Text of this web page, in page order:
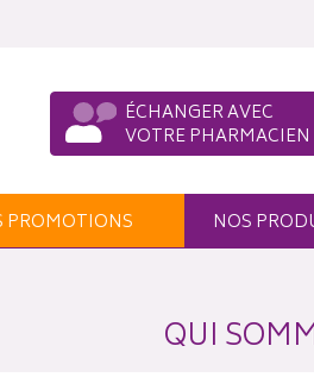
ÉCHANGER AVEC
VOTRE PHARMACIEN
PROMOTIONS NOS
QUI